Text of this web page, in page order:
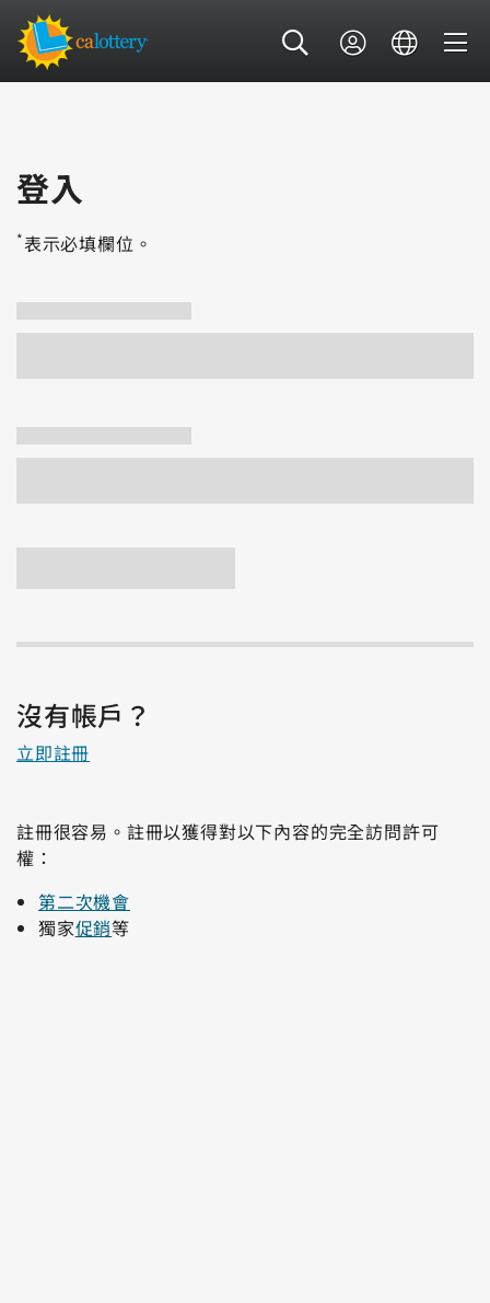
登入
*表示必填欄位。
沒有帳戶？
立即註冊
註冊很容易。註冊以獲得對以下內容的完全訪問許可
權：
第二次機會
獨家促銷等